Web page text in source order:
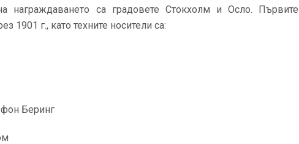
награждаването са градовете Стокхолм и Осло. Първите
1901 г., като техните носители са:
Беринг